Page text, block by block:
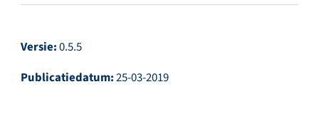
Producten
Versie:0.5.5
Publicatiedatum:25-03-2019